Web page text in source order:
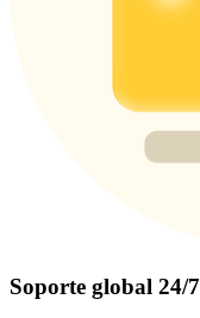
Soporte global 24/7